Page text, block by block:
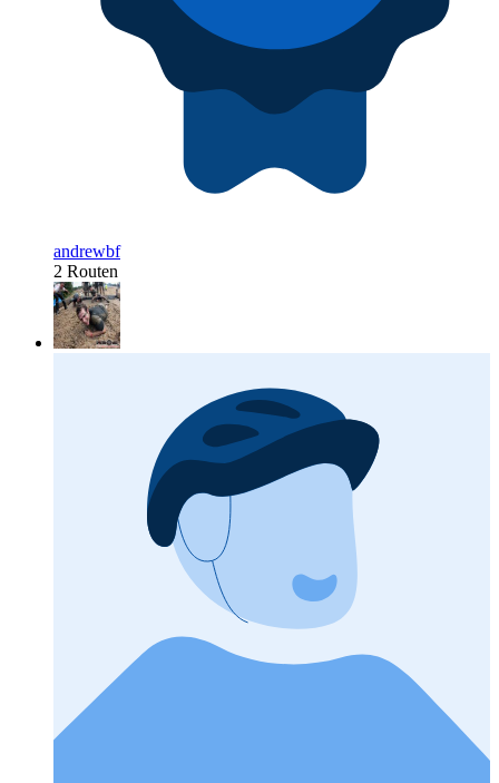
andrewbf
2 Routen